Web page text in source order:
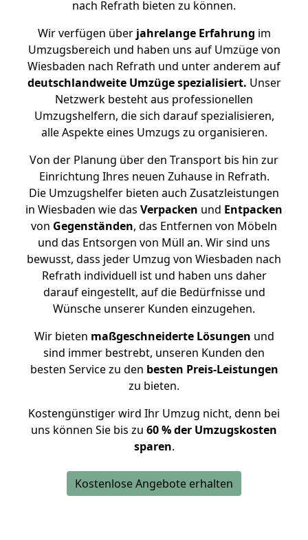
nach Refrath bieten zu können.
Wir verfügen überjahrelange Erfahrung im
Umzugsbereich und haben uns auf Umzüge von
Wiesbaden nach Refrath und unter anderem auf
deutschlandweite Umzüge spezialisiert. Unser
Netzwerk besteht aus professionellen
Umzugshelfern, die sich darauf spezialisieren,
alle Aspekte eines Umzugs zu organisieren.
Von der Planung über den Transport bis hin zur
Einrichtung Ihres neuen Zuhause in Refrath.
Die Umzugshelfer bieten auch Zusatzleistungen
in Wiesbaden wie das Verpacken und Entpacken
von Gegenständen, das Entfernen von Möbeln
und das Entsorgen von Müll an. Wir sind uns
bewusst, dass jeder Umzug von Wiesbaden nach
Refrath individuell ist und haben uns daher
darauf eingestellt, auf die Bedürfnisse und
Wünsche unserer Kunden einzugehen.
Wir bieten maßgeschneiderte Lösungen und
sind immer bestrebt, unseren Kunden den
besten Service zu den besten Preis-Leistungen
zu bieten.
Kostengünstiger wird Ihr Umzug nicht, denn bei
uns können Sie bis zu 60 % der Umzugskosten
sparen.
Kostenlose Angebote erhalten